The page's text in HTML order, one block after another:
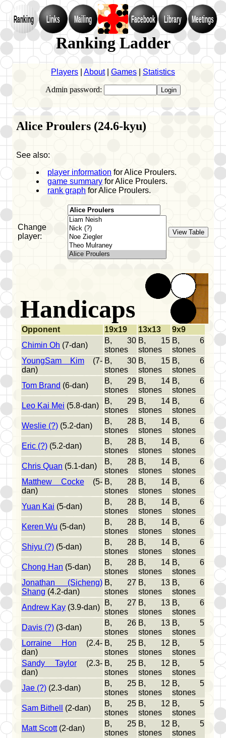
Ranking Links Mailing Facebook Library Meetings
Ranking Ladder
Players About| Games Statistics
Admin password:
Alice Proulers (24.6-kyu)
See also:
player information for Alice Proulers.
game summary for Alice Proulers.
rank graph for Alice Proulers.
Change
player:
Handicaps
Opponent 19x19 13x13
9x9
Chimin Oh (7-dan)
B, 30
stones
B, 15
stones
B, 6
stones
YoungSam Kim (7-
dan)
B, 30
stones
B, 15
stones
B, 6
stones
Tom Brand (6-dan)
B, 29
stones
B, 14
stones
B, 6
stones
Leo Kai Mei (5.8-dan)
B, 29
stones
B, 14
stones
B, 6
stones
Weslie (?) (5.2-dan)
B, 28
stones
B, 14
stones
B, 6
stones
Eric (?) (5.2-dan)
B, 28
stones
B, 14
stones
B, 6
stones
Chris Quan (5.1-dan)
B, 28
stones
B, 14
stones
B, 6
stones
Matthew Cocke(5-
dan)
B, 28
stones
B, 14
stones
B, 6
stones
Yuan Kai (5-dan)
B, 28
stones
B, 14
stones
B, 6
stones
Keren Wu (5-dan)
B, 28
stones
B, 14
stones
B, 6
stones
Shiyu (?) (5-dan)
B, 28
stones
B, 14
stones
B, 6
stones
Chong Han (5-dan)
B, 28
stones
B, 14
stones
B, 6
stones
Jonathan (Sicheng)
Shang (4.2-dan)
B, 27
stones
B, 13
stones
B, 6
stones
Andrew Kay (3.9-dan)
B, 27
stones
B, 13
stones
B, 6
stones
Davis (?) (3-dan)
B, 26
stones
B, 13
stones
B, 5
stones
Lorraine Hon (2.4-
dan)
B, 25
stones
B, 12
stones
B, 5
stones
Sandy Taylor(2.3-
dan)
B, 25
stones
B, 12
stones
B, 5
stones
Jae (?) (2.3-dan)
B, 25
stones
B, 12
stones
B, 5
stones
Sam Bithell
(2-dan)
B, 25
stones
B, 12
stones
B, 5
stones
Matt Scott(2-dan)
B, 25
stones
B, 12
stones
B, 5
stones